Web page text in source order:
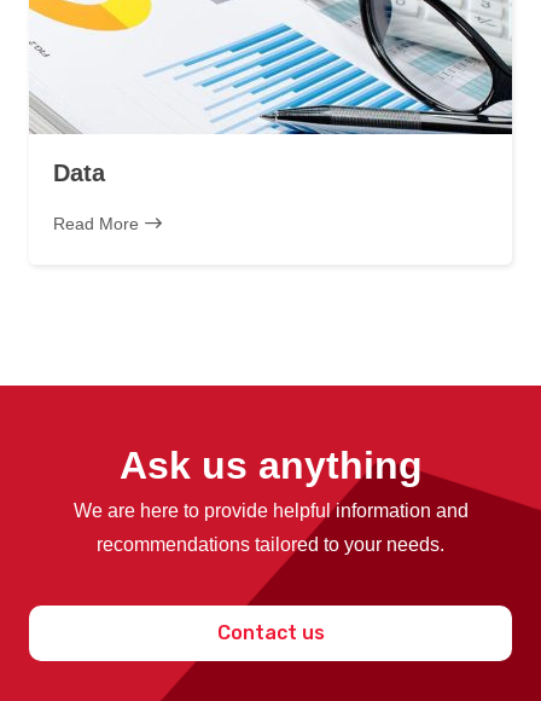
Data
Read More
Ask us anything
We are here to provide helpful information and
recommendations tailored to your needs.
Contact us